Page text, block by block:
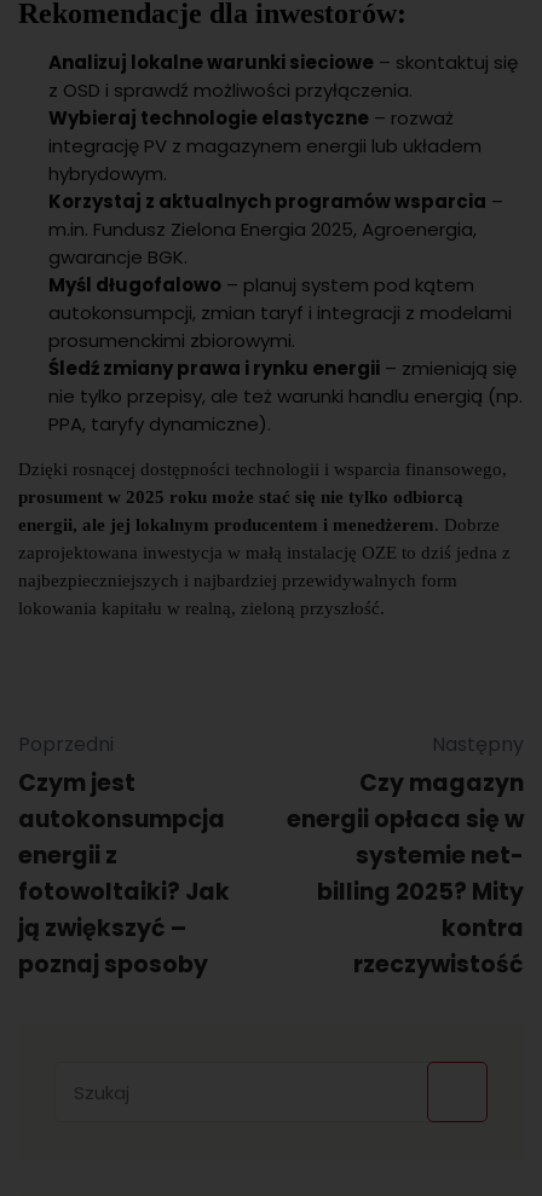
Rekomendacje dla inwestorów:
Analizuj lokalne warunki sieciowe – skontaktuj się
z OSD i sprawdź możliwości przyłączenia.
Wybieraj technologie elastyczne – rozważ
integrację PV z magazynem energii lub układem
hybrydowym.
Korzystaj z aktualnych programów wsparcia –
m.in. Fundusz Zielona Energia 2025, Agroenergia,
gwarancje BGK.
Myśl długofalowo – planuj system pod kątem
autokonsumpcji, zmian taryf i integracji z modelami
prosumenckimi zbiorowymi.
Śledź zmiany prawa i rynku energii – zmieniają się
nie tylko przepisy, ale też warunki handlu energią (np.
PPA, taryfy dynamiczne).
Dzięki rosnącej dostępności technologii i wsparcia finansowego,
prosument w 2025 roku może stać się nie tylko odbiorcą
energii, ale jej lokalnym producentem i menedżerem. Dobrze
zaprojektowana inwestycja w małą instalację OZE to dziś jedna z
najbezpieczniejszych i najbardziej przewidywalnych form
lokowania kapitału w realną, zieloną przyszłość.
Poprzedni
Czym jest
autokonsumpcja
energii z
fotowoltaiki? Jak
ją zwiększyć –
poznaj sposoby
Następny
Czy magazyn
energii opłaca się w
systemie net-
billing 2025? Mity
kontra
rzeczywistość